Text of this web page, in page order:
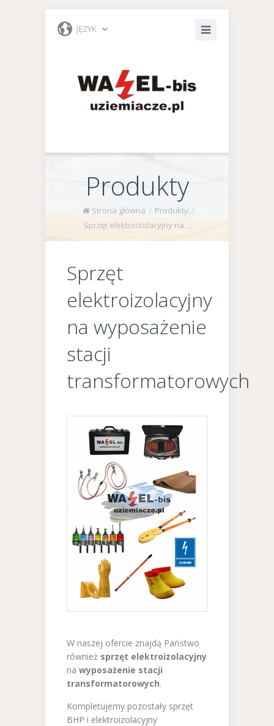
JĘZYK
Produkty
Strona główna / Produkty /
Sprzęt elektroizolacyjny na wyposażenie stacji transformatorowych
Sprzęt
elektroizolacyjny
na wyposażenie
stacji
transformatorowych
W naszej ofercie znajdą Państwo
również sprzęt elektroizolacyjny
na wyposażenie stacji
transformatorowych.
Kompletujemy pozostały sprzęt
BHP i elektroizolacyjny